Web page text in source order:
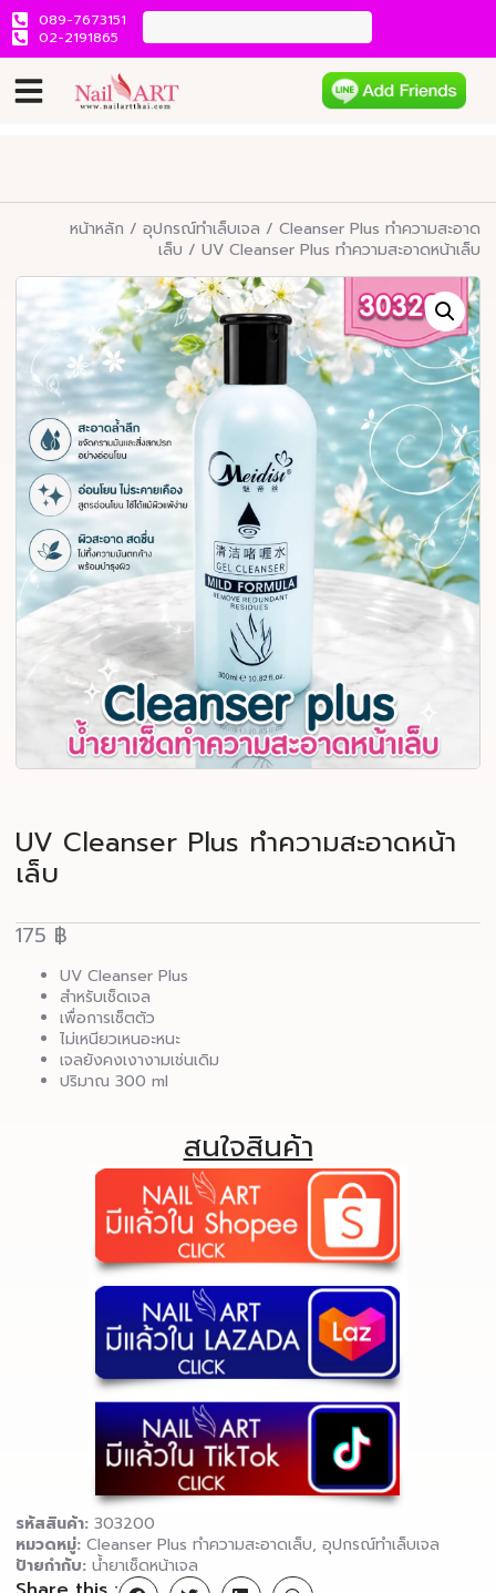
089-7673151
02-2191865
หน้าหลัก / อุปกรณ์ทำเล็บเจล / Cleanser Plus ทำความสะอาด
เล็บ / UV Cleanser Plus ทำความสะอาดหน้าเล็บ
UV Cleanser Plus ทำความสะอาดหน้า
เล็บ
175 ฿
UV Cleanser Plus
สำหรับเช็ดเจล
เพื่อการเซ็ตตัว
ไม่เหนียวเหนอะหนะ
เจลยังคงเงางามเช่นเดิม
ปริมาณ 300 ml
สนใจสินค้า
รหัสสินค้า: 303200
หมวดหมู่: Cleanser Plus ทำความสะอาดเล็บ, อุปกรณ์ทำเล็บเจล
ป้ายกำกับ: น้ำยาเช็ดหน้าเจล